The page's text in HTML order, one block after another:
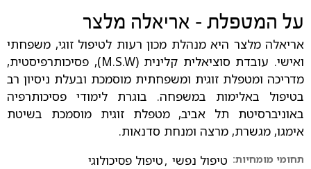
על המטפלת - אריאלה מלצר
אריאלה מלצר היא מנהלת מכון רעות לטיפול זוגי, משפחתי
ואישי. עובדת סוציאלית קלינית (M.S.W), פסיכותרפיסטית,
מדריכה ומטפלת זוגית ומשפחתית מוסמכת ובעלת ניסיון רב
בטיפול באלימות במשפחה. בוגרת לימודי פסיכותרפיה
באוניברסיטת תל אביב, מטפלת זוגית מוסמכת בשיטת
אימגו, מגשרת, מרצה ומנחת סדנאות.
תחומי מומחיות: טיפול נפשי ,טיפול פסיכולוגי